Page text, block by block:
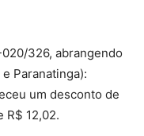
326, abrangendo
Paranatinga):
um desconto de
R$ 12,02.